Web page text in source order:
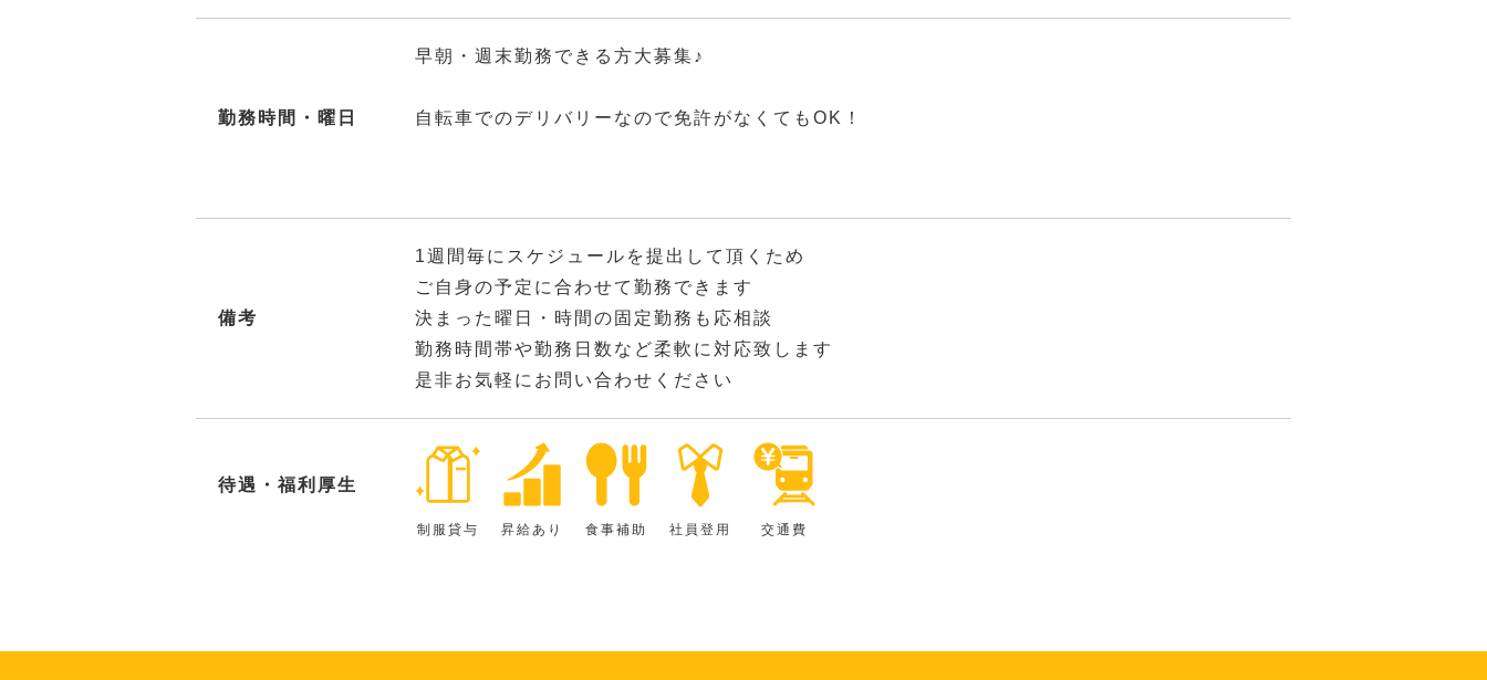
勤務時間・曜日
早朝・週末勤務できる方大募集♪
自転車でのデリバリーなので免許がなくてもOK！
備考
1週間毎にスケジュールを提出して頂くため
ご自身の予定に合わせて勤務できます
決まった曜日・時間の固定勤務も応相談
勤務時間帯や勤務日数など柔軟に対応致します
是非お気軽にお問い合わせください
待遇・福利厚生
制服貸与 昇給あり 食事補助 社員登用 交通費